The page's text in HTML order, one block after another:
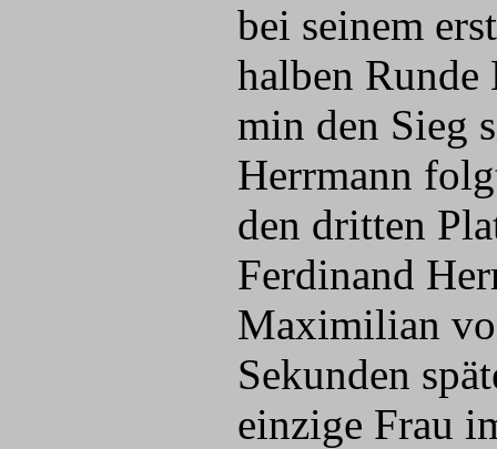
bei seinem
halben
min den Sieg
Herrmann
den dritten
Ferdinand
Maximilian
Sekunden
einzige Frau